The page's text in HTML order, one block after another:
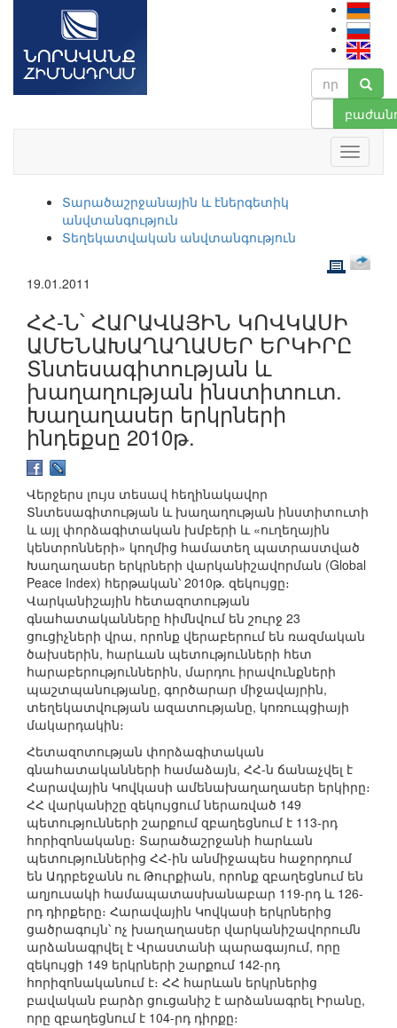
Տարածաշրջանային և էներգետիկ
անվտանգություն
Տեղեկատվական անվտանգություն
19.01.2011
ՀՀ-Ն՝ ՀԱՐԱՎԱՅԻՆ ԿՈՎԿԱՍԻ
ԱՄԵՆԱԽԱՂԱՂԱՍԵՐ ԵՐԿԻՐԸ
Տնտեսագիտության և
խաղաղության ինստիտուտ.
Խաղաղասեր երկրների
ինդեքսը 2010թ.
Վերջերս լույս տեսավ հեղինակավոր
Տնտեսագիտության և խաղաղության ինստիտուտի
և այլ փորձագիտական խմբերի և «ուղեղային
կենտրոնների» կողմից համատեղ պատրաստված
Խաղաղասեր երկրների վարկանիշավորման (Global
Peace Index) հերթական՝ 2010թ. զեկույցը։
Վարկանիշային հետազոտության
գնահատականները հիմնվում են շուրջ 23
ցուցիչների վրա, որոնք վերաբերում են ռազմական
ծախսերին, հարևան պետությունների հետ
հարաբերություններին, մարդու իրավունքների
պաշտպանությանը, գործարար միջավայրին,
տեղեկատվության ազատությանը, կոռուպցիայի
մակարդակին։
Հետազոտության փորձագիտական
գնահատականների համաձայն, ՀՀ-ն ճանաչվել է
Հարավային Կովկասի ամենախաղաղասեր երկիրը։
ՀՀ վարկանիշը զեկույցում ներառված 149
պետությունների շարքում զբաղեցնում է 113-րդ
հորիզոնականը։ Տարածաշրջանի հարևան
պետություններից ՀՀ-ին անմիջապես հաջորդում
են Ադրբեջանն ու Թուրքիան, որոնք զբաղեցնում են
աղյուսակի համապատասխանաբար 119-րդ և 126-
րդ դիրքերը։ Հարավային Կովկասի երկրներից
ցածրագույն՝ ոչ խաղաղասեր վարկանիշավորումն
արձանագրվել է Վրաստանի պարագայում, որը
զեկույցի 149 երկրների շարքում 142-րդ
հորիզոնականում է։ ՀՀ հարևան երկրներից
բավական բարձր ցուցանիշ է արձանագրել Իրանը,
որը զբաղեցնում է 104-րդ դիրքը։